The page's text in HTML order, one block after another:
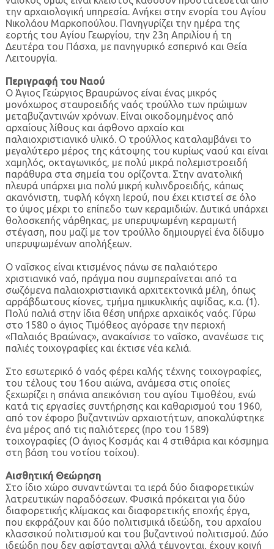
την αρχαιολογική υπηρεσία. Ανήκει στην ενορία του Αγίου
Νικολάου Μαρκοπούλου. Πανηγυρίζει την ημέρα της
εορτής του Αγίου Γεωργίου, την 23η Απριλίου ή τη
Δευτέρα του Πάσχα, με πανηγυρικό εσπερινό και Θεία
Λειτουργία.
Περιγραφή του Ναού
Ο Άγιος Γεώργιος Βραυρώνος είναι ένας μικρός
μονόχωρος σταυροειδής ναός τρούλλο των πρώιμων
μεταβυζαντινών χρόνων. Είναι οικοδομημένος από
αρχαίους λίθους και άφθονο αρχαίο και
παλαιοχριστιανικό υλικό. Ο τρούλλος καταλαμβάνει το
μεγαλύτερο μέρος της κάτοψης του κυρίως ναού και είναι
χαμηλός, οκταγωνικός, με πολύ μικρά πολεμιστροειδή
παράθυρα στα σημεία του ορίζοντα. Στην ανατολική
πλευρά υπάρχει μια πολύ μικρή κυλινδροειδής, κάπως
ακανόνιστη, τυφλή κόγχη Ιερού, που έχει κτιστεί σε όλο
το ύψος μέχρι το επίπεδο των κεραμιδιών. Δυτικά υπάρχει
θολοσκεπής νάρθηκας, με υπερυψωμένη κεραμωτή
στέγαση, που μαζί με τον τρούλλο δημιουργεί ένα δίδυμο
υπερυψωμένων απολήξεων.
Ο ναΐσκος είναι κτισμένος πάνω σε παλαιότερο
χριστιανικό ναό, πράγμα που συμπεραίνεται από τα
σωζόμενα παλαιοχριστιανικά αρχιτεκτονικά μέλη, όπως
αρράβδωτους κίονες, τμήμα ημικυκλικής αψίδας, κ.α. (1).
Πολύ παλιά στην ίδια θέση υπήρχε αρχαϊκός ναός. Γύρω
στο 1580 ο άγιος Τιμόθεος αγόρασε την περιοχή
«Παλαιός Βραώνας», ανακαίνισε το ναΐσκο, ανανέωσε τις
παλιές τοιχογραφίες και έκτισε νέα κελιά.
Στο εσωτερικό ό ναός φέρει καλής τέχνης τοιχογραφίες,
του τέλους του 16ου αιώνα, ανάμεσα στις οποίες
ξεχωρίζει η σπάνια απεικόνιση του αγίου Τιμοθέου, ενώ
κατά τις εργασίες συντήρησης και καθαρισμού του 1960,
από τον έφορο βυζαντινών αρχαιοτήτων, αποκαλύφτηκε
ένα μέρος από τις παλιότερες (προ του 1589)
τοιχογραφίες (Ο άγιος Κοσμάς και 4 στιθάρια και κόσμημα
στη βάση του νοτίου τοίχου).
Αισθητική Θεώρηση
Στο ίδιο χώρο συναντώνται τα ιερά δύο διαφορετικών
λατρευτικών παραδόσεων. Φυσικά πρόκειται για δύο
διαφορετικής κλίμακας και διαφορετικής εποχής έργα,
που εκφράζουν και δύο πολιτισμικά ιδεώδη, του αρχαίου
κλασσικού πολιτισμού και του βυζαντινού πολιτισμού. Δύο
ιδεώδη που δεν αφίστανται αλλά τέμνονται, έχουν κοινή